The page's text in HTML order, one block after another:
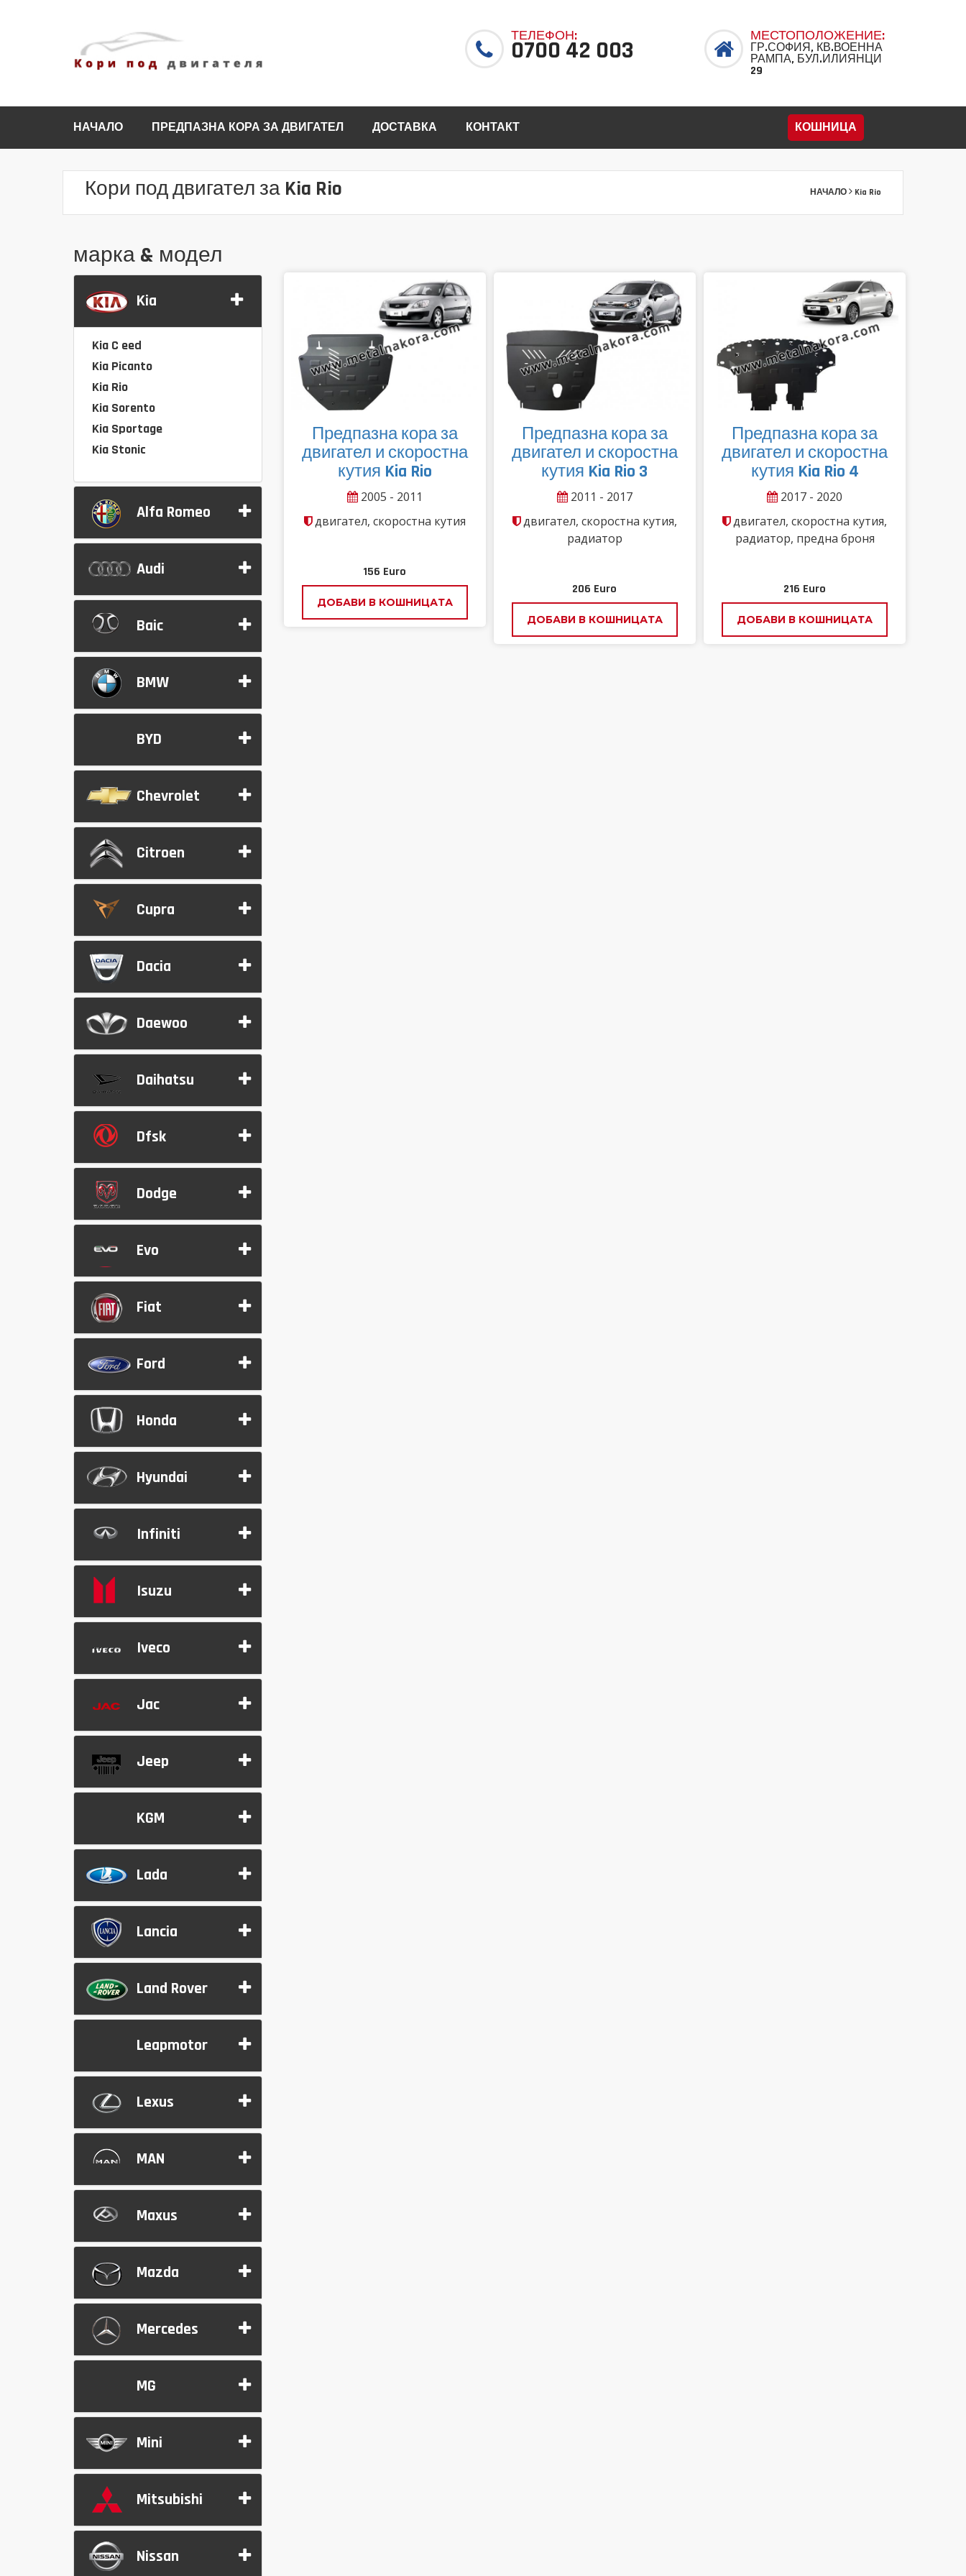
ТЕЛЕФОН:
0700 42 003 МЕСТОПОЛОЖЕНИЕ:
ГР.СОФИЯ, КВ.ВОЕННА
РАМПА, БУЛ.ИЛИЯНЦИ
29
НАЧАЛО ПРЕДПАЗНА КОРА ЗА ДВИГАТЕЛ ДОСТАВКА КОНТАКТ КОШНИЦА
Кори под двигател за Kia Rio НАЧАЛО Kia Rio
марка & модел
Kia
Kia C eed
Kia Picanto
Kia Rio
Kia Sorento
Kia Sportage
Kia Stonic
Alfa Romeo
Audi
Baic
BMW
BYD
Chevrolet
Citroen
Cupra
Dacia
Daewoo
Daihatsu
Dfsk
Dodge
Evo
Fiat
Ford
Honda
Hyundai
Infiniti
Isuzu
Iveco
Jac
Jeep
KGM
Lada
Lancia
Land Rover
Leapmotor
Lexus
MAN
Maxus
Mazda
Mercedes
MG
Mini
Mitsubishi
Nissan
Предпазна кора за
двигател и скоростна
кутия Kia Rio
2005 - 2011
двигател, скоростна кутия
156 Euro
ДОБАВИ В КОШНИЦАТА
Предпазна кора за
двигател и скоростна
кутия Kia Rio 3
2011 - 2017
двигател, скоростна кутия,
радиатор
206 Euro
ДОБАВИ В КОШНИЦАТА
Предпазна кора за
двигател и скоростна
кутия Kia Rio 4
2017 - 2020
двигател, скоростна кутия,
радиатор, предна броня
216 Euro
ДОБАВИ В КОШНИЦАТА